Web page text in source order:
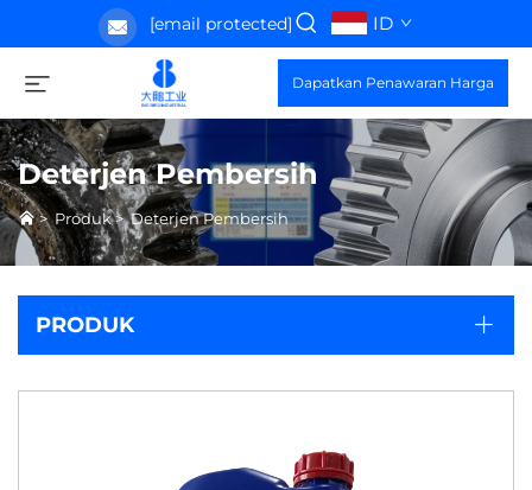
[email protected] ID
Dapatkan Penawaran Harga
Deterjen Pembersih
>Produk>Deterjen Pembersih
PRODUK